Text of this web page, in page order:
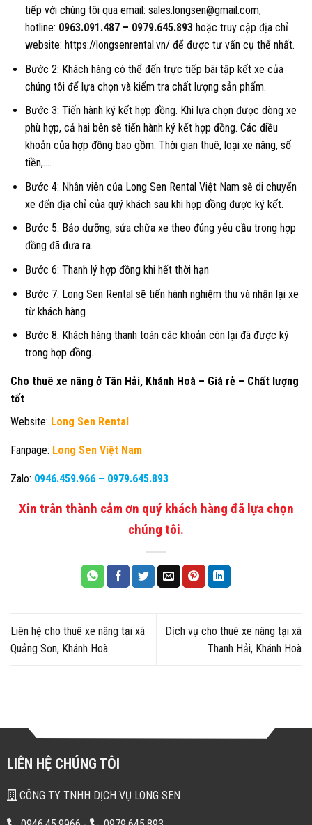
tiếp với chúng tôi qua email: sales.longsen@gmail.com,
hotline: 0963.091.487– 0979.645.893 hoặc truy cập địa chỉ
website: https://longsenrental.vn/ để được tư vấn cụ thể nhất.
Bước 2: Khách hàng có thể đến trực tiếp bãi tập kết xe của
chúng tôi để lựa chọn và kiểm tra chất lượng sản phẩm.
Bước 3: Tiến hành ký kết hợp đồng. Khi lựa chọn được dòng xe
phù hợp, cả hai bên sẽ tiến hành ký kết hợp đồng. Các điều
khoản của hợp đồng bao gồm: Thời gian thuê, loại xe nâng, số
tiền,….
Bước 4: Nhân viên của Long Sen Rental Việt Nam sẽ di chuyển
xe đến địa chỉ của quý khách sau khi hợp đồng được ký kết.
Bước 5: Bảo dưỡng, sửa chữa xe theo đúng yêu cầu trong hợp
đồng đã đưa ra.
Bước 6: Thanh lý hợp đồng khi hết thời hạn
Bước 7: Long Sen Rental sẽ tiến hành nghiệm thu và nhận lại xe
từ khách hàng
Bước 8: Khách hàng thanh toán các khoản còn lại đã được ký
trong hợp đồng.
Cho thuê xe nâng ở Tân Hải, Khánh Hoà – Giá rẻ – Chất lượng
tốt
Website: Long Sen Rental
Fanpage: Long Sen Việt Nam
Zalo: 0946.459.966 – 0979.645.893
Xin trân thành cảm ơn quý khách hàng đã lựa chọn
chúng tôi.
Liên hệ cho thuê xe nâng tại xã
Quảng Sơn, Khánh Hoà
Dịch vụ cho thuê xe nâng tại xã
Thanh Hải, Khánh Hoà
LIÊN HỆ CHÚNG TÔI
CÔNG TY TNHH DỊCH VỤ LONG SEN